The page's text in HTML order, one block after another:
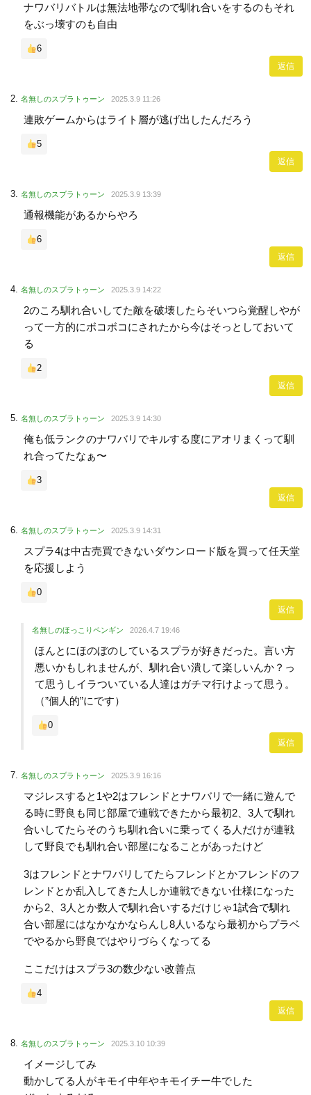
ナワバリバトルは無法地帯なので馴れ合いをするのもそれ
をぶっ壊すのも自由
6
返信
名無しのスプラトゥーン 2025.3.9 11:26
連敗ゲームからはライト層が逃げ出したんだろう
5
返信
名無しのスプラトゥーン 2025.3.9 13:39
通報機能があるからやろ
6
返信
名無しのスプラトゥーン 2025.3.9 14:22
2のころ馴れ合いしてた敵を破壊したらそいつら覚醒しやが
って一方的にボコボコにされたから今はそっとしておいて
る
2
返信
名無しのスプラトゥーン 2025.3.9 14:30
俺も低ランクのナワバリでキルする度にアオリまくって馴
れ合ってたなぁ〜
3
返信
名無しのスプラトゥーン 2025.3.9 14:31
スプラ4は中古売買できないダウンロード版を買って任天堂
を応援しよう
0
返信
名無しのほっこりペンギン 2026.4.7 19:46
ほんとにほのぼのしているスプラが好きだった。言い方
悪いかもしれませんが、馴れ合い潰して楽しいんか？っ
て思うしイラついている人達はガチマ行けよって思う。
（”個人的”にです）
0
返信
名無しのスプラトゥーン 2025.3.9 16:16
マジレスすると1や2はフレンドとナワバリで一緒に遊んで
る時に野良も同じ部屋で連戦できたから最初2、3人で馴れ
合いしてたらそのうち馴れ合いに乗ってくる人だけが連戦
して野良でも馴れ合い部屋になることがあったけど
3はフレンドとナワバリしてたらフレンドとかフレンドのフ
レンドとか乱入してきた人しか連戦できない仕様になった
から2、3人とか数人で馴れ合いするだけじゃ1試合で馴れ
合い部屋にはなかなかならんし8人いるなら最初からプラベ
でやるから野良ではやりづらくなってる
ここだけはスプラ3の数少ない改善点
4
返信
名無しのスプラトゥーン 2025.3.10 10:39
イメージしてみ
動かしてる人がキモイ中年やキモイチー牛でした